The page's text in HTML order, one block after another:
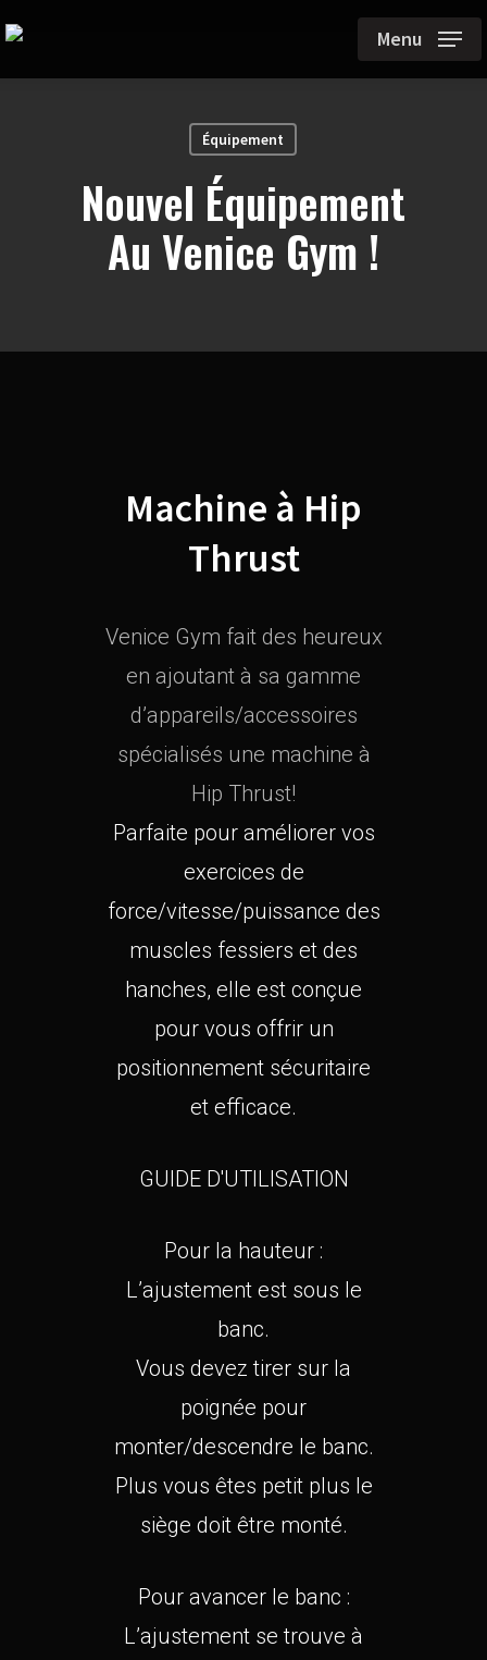
Skip
Menu
Équipement
Nouvel Équipement
Au Venice Gym !
Machine à Hip
Thrust
Venice Gym fait des heureux
en ajoutant à sa gamme
d’appareils/accessoires
spécialisés une machine à
Hip Thrust!
Parfaite pour améliorer vos
exercices de
force/vitesse/puissance des
muscles fessiers et des
hanches, elle est conçue
pour vous offrir un
positionnement sécuritaire
et efficace.
GUIDE D'UTILISATION
Pour la hauteur :
L’ajustement est sous le
banc.
Vous devez tirer sur la
poignée pour
monter/descendre le banc.
Plus vous êtes petit plus le
siège doit être monté.
Pour avancer le banc :
L’ajustement se trouve à